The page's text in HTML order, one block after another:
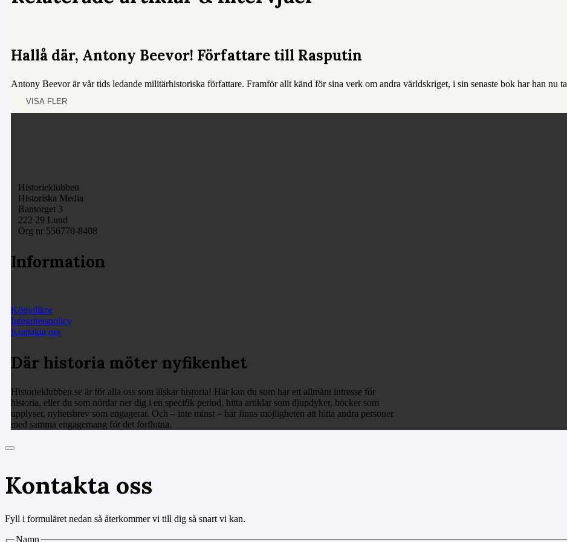
Hallå där, Antony Beevor! Författare till Rasputin
Antony Beevor är vår tids ledande militärhistoriska författare. Framför allt känd för sina verk om andra världskriget, i sin senaste bok har han
VISA FLER
Historieklubben
Historiska Media
Bantorget 3
222 29 Lund
Org nr 556770-8408
Information
Köpvillkor
Integritetspolicy
Kontakta oss
Där historia möter nyfikenhet
Historieklubben.se är för alla oss som älskar historia! Här kan du som har ett allmänt intresse för
historia, eller du som nördar ner dig i en specifik period, hitta artiklar som djupdyker, böcker som
upplyser, nyhetsbrev som engagerar. Och – inte minst – här finns möjligheten att hitta andra personer
med samma engagemang för det förflutna.
Kontakta oss
Fyll i formuläret nedan så återkommer vi till dig så snart vi kan.
Namn